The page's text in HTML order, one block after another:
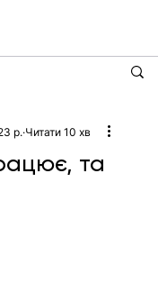
та
р. Читати 10 хв